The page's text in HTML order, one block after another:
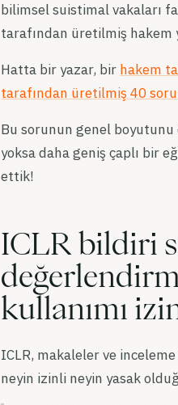
bilimsel suistimal vakaları
tarafından üretilmiş hakem
Hatta bir yazar, bir hakem
tarafından üretilmiş 40
Bu sorunun genel
yoksa daha geniş çaplı bir
ettik!
ICLR bildiri
kullanımı
ICLR, makaleler ve
neyin izinli neyin yasak